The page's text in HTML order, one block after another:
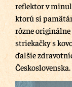
reflektor v
ktorú si
rôzne originálne
striekačky s
ďalšie
Československa.